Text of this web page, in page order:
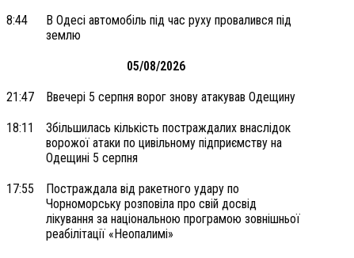
8:44
В Одесі автомобіль під час руху провалився під
землю
05/08/2026
21:47 Ввечері 5 серпня ворог знову атакував Одещину
18:11
Збільшилась кількість постраждалих внаслідок
ворожої атаки по цивільному підприємству на
Одещині 5 серпня
17:55
Постраждала від ракетного удару по
Чорноморську розповіла про свій досвід
лікування за національною програмою зовнішньої
реабілітації «Неопалимі»